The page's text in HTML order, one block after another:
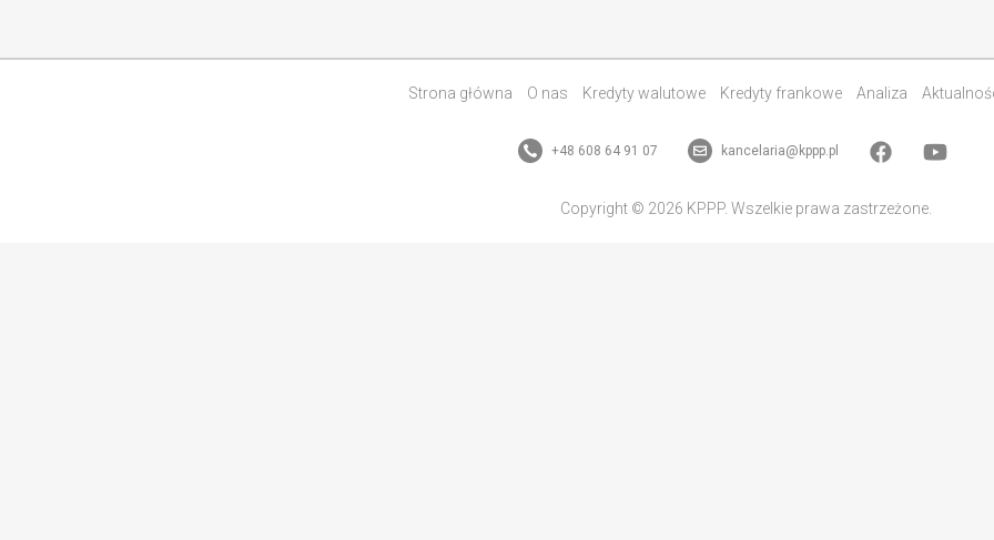
Strona główna O nas Kredyty walutowe Kredyty frankowe Analiza
+48 608 64 91 07 kancelaria@kppp.pl
Copyright © 2026 KPPP. Wszelkie prawa zastrzeżone.